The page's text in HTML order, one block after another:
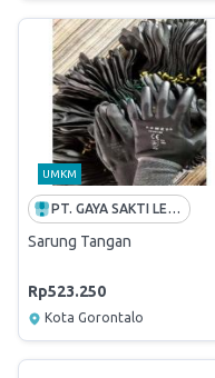
UMKM
PT. GAYA SAKTI LESTARI
Sarung Tangan
Rp523.250
Kota Gorontalo